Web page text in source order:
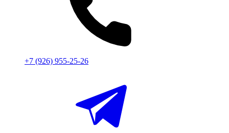
+7 (926) 955-25-26